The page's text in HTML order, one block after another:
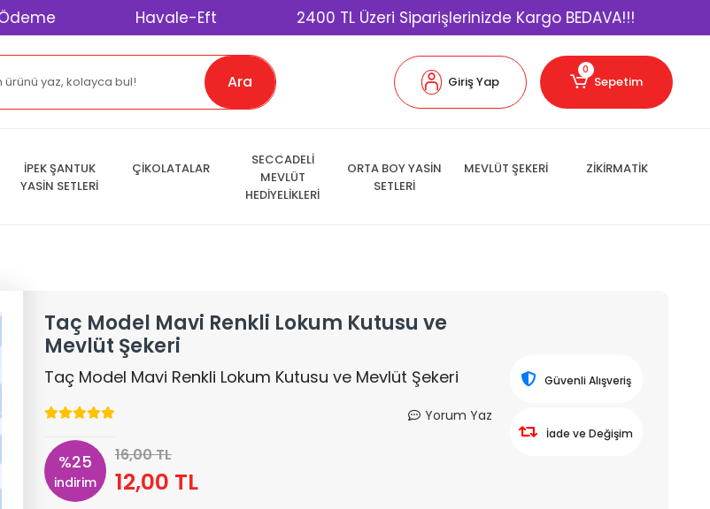
Havale-Eft 2400 TL Üzeri Siparişlerinizde Kargo BEDAVA!!!
Ara Giriş Yap
0
Sepetim
İPEK ŞANTUK
YASİN SETLERİ
ÇİKOLATALAR
SECCADELİ
MEVLÜT
HEDİYELİKLERİ
ORTA BOY YASİN
SETLERİ
MEVLÜT ŞEKERİ ZİKİRMATİK
Taç Model Mavi Renkli Lokum Kutusu ve
Mevlüt Şekeri
Taç Model Mavi Renkli Lokum Kutusu ve Mevlüt Şekeri
Yorum Yaz
%25
indirim
16,00 TL
12,00 TL
Güvenli Alışveriş
İade ve Değişim